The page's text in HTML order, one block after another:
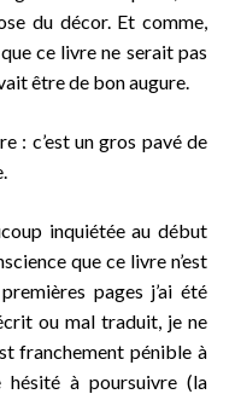
du décor. Et comme,
ce livre ne serait pas
être de bon augure.
: c’est un gros pavé de
inquiétée au début
que ce livre n’est
pages j’ai été
ou mal traduit, je ne
franchement pénible à
à poursuivre (la